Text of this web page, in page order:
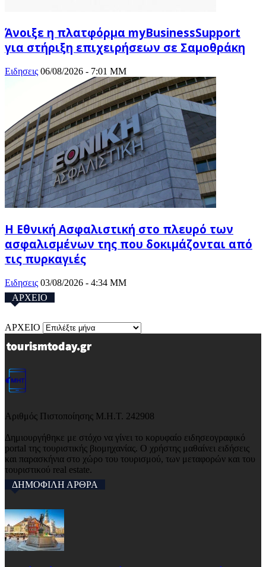
Άνοιξε η πλατφόρμα myBusinessSupport
για στήριξη επιχειρήσεων σε Σαμοθράκη
Ειδησεις 06/08/2026 - 7:01 ΜΜ
Η Εθνική Ασφαλιστική στο πλευρό των
ασφαλισμένων της που δοκιμάζονται από
τις πυρκαγιές
Ειδησεις 03/08/2026 - 4:34 ΜΜ
ΑΡΧΕΙΟ
ΑΡΧΕΙΟ
Αριθμός Πιστοποίησης Μ.Η.Τ. 242908
Δημιουργήθηκε με στόχο να γίνει το κορυφαίο ειδησεογραφικό
portal της τουριστικής βιομηχανίας. Ο χρήστης μαθαίνει ειδήσεις
και παρασκήνια στο χώρο του τουρισμού, των μεταφορών και του
τουριστικού real estate.
ΔΗΜΟΦΙΛΗ ΑΡΘΡΑ